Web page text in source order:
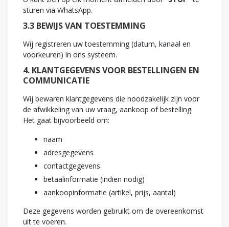
sturen via WhatsApp.
3.3 BEWIJS VAN TOESTEMMING
Wij registreren uw toestemming (datum, kanaal en
voorkeuren) in ons systeem.
4. KLANTGEGEVENS VOOR BESTELLINGEN EN
COMMUNICATIE
Wij bewaren klantgegevens die noodzakelijk zijn voor
de afwikkeling van uw vraag, aankoop of bestelling.
Het gaat bijvoorbeeld om:
naam
adresgegevens
contactgegevens
betaalinformatie (indien nodig)
aankoopinformatie (artikel, prijs, aantal)
Deze gegevens worden gebruikt om de overeenkomst
uit te voeren.